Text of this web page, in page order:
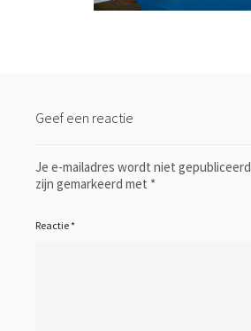
Geef een reactie
Je e-mailadres wordt niet
zijn gemarkeerd met *
Reactie*